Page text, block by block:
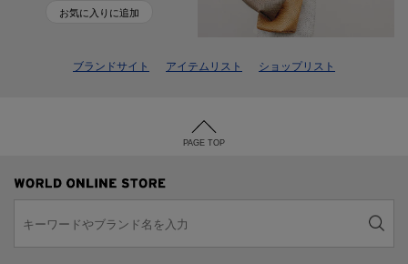
お気に入りに追加
ブランドサイト アイテムリスト ショップリスト
PAGE TOP